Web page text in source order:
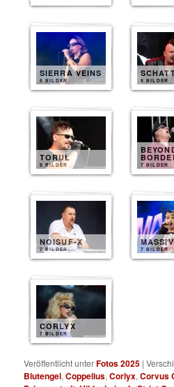
SIERRA VEINS
8 BILDER 8 BILDER
TORUL
8 BILDER 7 BILDER
NOISUF-X
7 BILDER 7 BILDER
CORLYX
7 BILDER
Veröffentlicht unterFotos 2025 |
Blutengel,Coppelius,Corlyx,Corvus